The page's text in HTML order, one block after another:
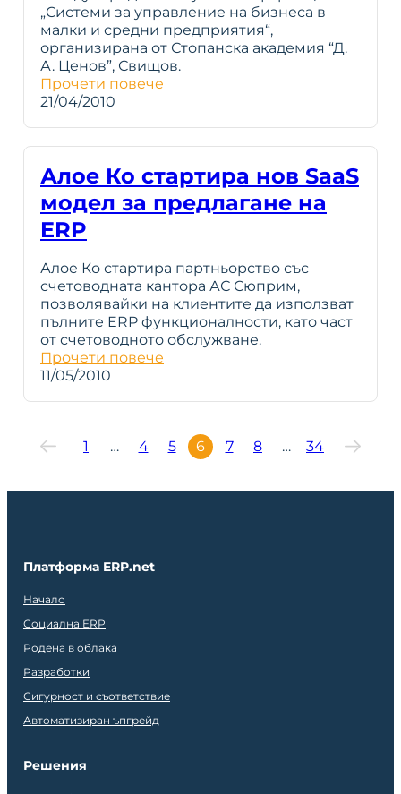
„Системи за управление на бизнеса в
малки и средни предприятия“,
организирана от Стопанска академия “Д.
А. Ценов”, Свищов.
Прочети повече
21/04/2010
Алое Ко стартира нов SaaS
модел за предлагане на
ERP
Алое Ко стартира партньорство със
счетоводната кантора АС Сюприм,
позволявайки на клиентите да използват
пълните ERP функционалности, като част
от счетоводното обслужване.
Прочети повече
11/05/2010
1 … 4 5 6 7 8 … 34
Платформа ERP.net
Начало
Социална ERP
Родена в облака
Разработки
Сигурност и съответствие
Автоматизиран ъпгрейд
Решения